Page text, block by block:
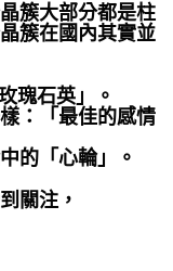
簇大部分都是柱
簇在國內其實並
瑰石英」。
：「最佳的感情
的「心輪」。
關注，